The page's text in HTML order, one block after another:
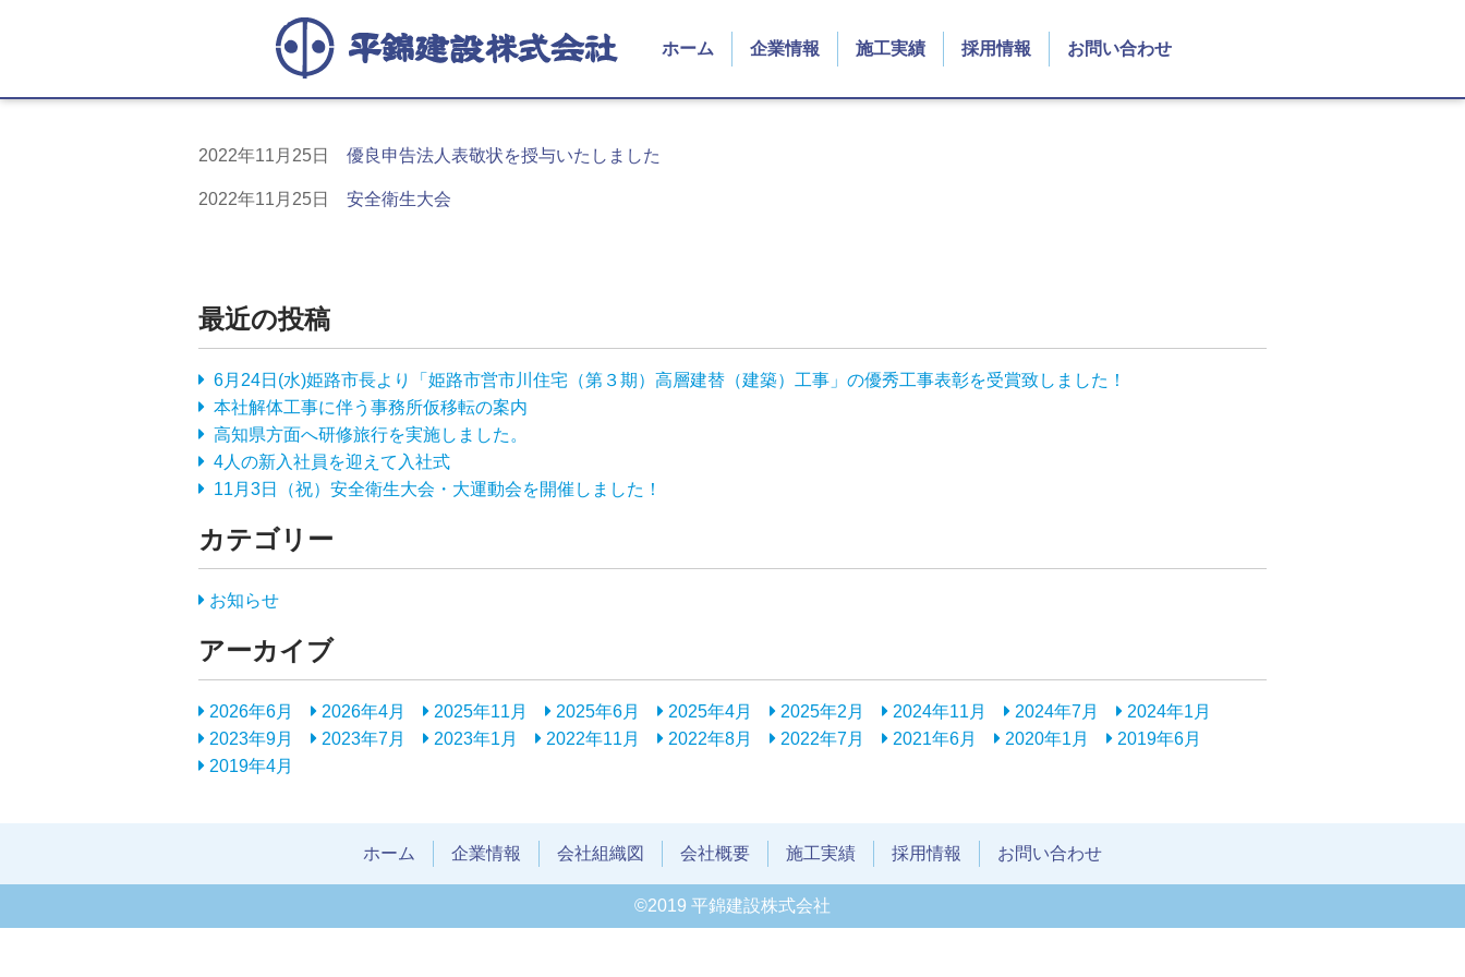
ホーム 企業情報 施工実績 採用情報 お問い合わせ
2022年11月25日 優良申告法人表敬状を授与いたしました
2022年11月25日 安全衛生大会
最近の投稿
6月24日(水)姫路市長より「姫路市営市川住宅（第３期）高層建替（建築）工事」の優秀工事表彰を受賞致しました！
本社解体工事に伴う事務所仮移転の案内
高知県方面へ研修旅行を実施しました。
4人の新入社員を迎えて入社式
11月3日（祝）安全衛生大会・大運動会を開催しました！
カテゴリー
お知らせ
アーカイブ
2026年6月 2026年4月 2025年11月 2025年6月 2025年4月 2025年2月 2024年11月 2024年7月
2024年1月
2023年9月
2023年7月 2023年1月 2022年11月 2022年8月 2022年7月 2021年6月 2020年1月
2019年6月
2019年4月
ホーム 企業情報 会社組織図 会社概要 施工実績 採用情報 お問い合わせ
©2019 平錦建設株式会社